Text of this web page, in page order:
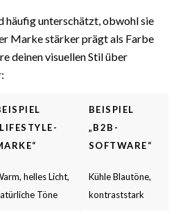
häufig unterschätzt, obwohl sie
Marke stärker prägt als Farbe
deinen visuellen Stil über
BEISPIEL
„B2B -
SOFTWARE“
helles Licht,
Töne
Kühle Blautöne,
kontraststark